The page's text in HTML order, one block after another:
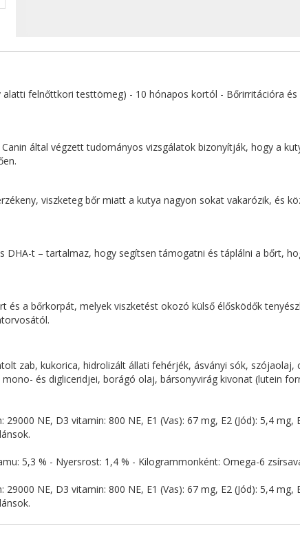
felnőttkori testtömeg) - 10 hónapos kortól - Bőrirritációra
által végzett tudományos vizsgálatok bizonyítják, hogy a
viszketeg bőr miatt a kutya nagyon sokat vakarózik, és
t – tartalmaz, hogy segítsen támogatni és táplálni a bőrt,
a bőrkorpát, melyek viszketést okozó külső élősködők
zab, kukorica, hidrolizált állati fehérjék, ásványi sók, szójaolaj,
és digliceridjei, borágó olaj, bársonyvirág kivonat (lutein
NE, D3 vitamin: 800 NE, E1 (Vas): 67 mg, E2 (Jód): 5,4 mg,
5,3 % - Nyersrost: 1,4 % - Kilogrammonként: Omega-6
NE, D3 vitamin: 800 NE, E1 (Vas): 67 mg, E2 (Jód): 5,4 mg,